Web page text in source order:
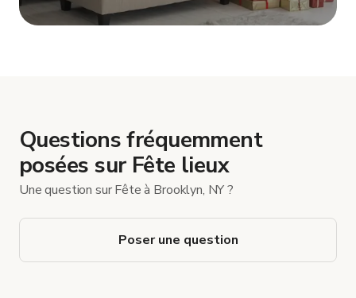
Questions fréquemment
posées sur Fête lieux
Une question sur Fête à Brooklyn, NY ?
Poser une question